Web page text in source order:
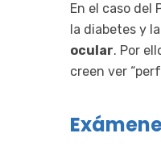
En el caso del
la diabetes y
ocular. Por
creen ver